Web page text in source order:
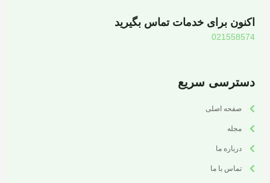
اکنون برای خدمات تماس بگیرید
021558574
دسترسی سریع
صفحه اصلی
مجله
درباره ما
تماس با ما